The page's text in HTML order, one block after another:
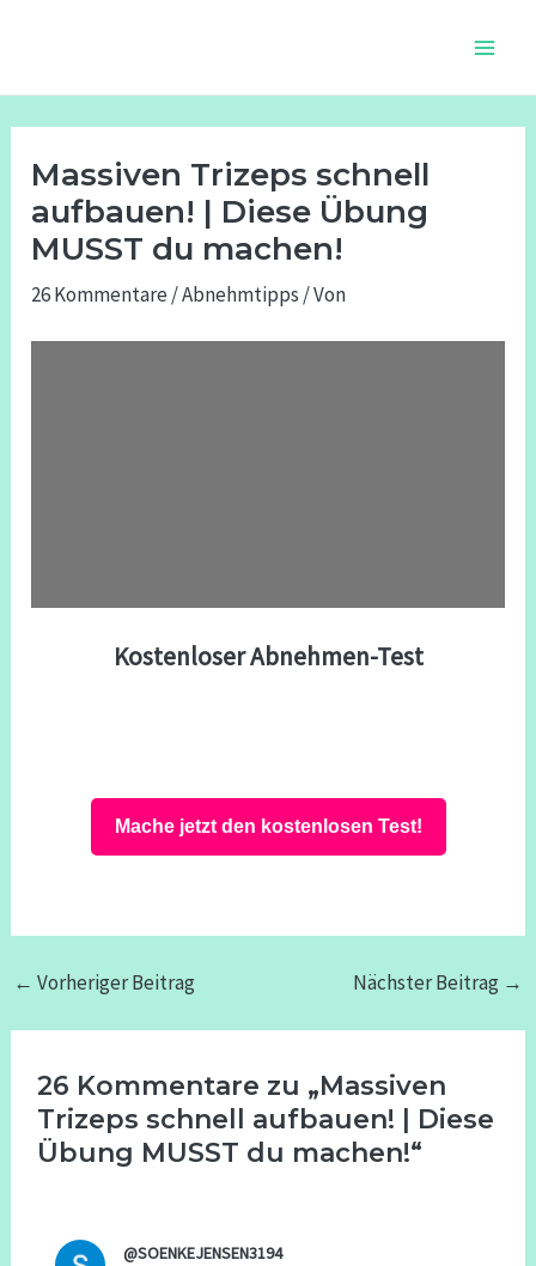
Massiven Trizeps schnell
aufbauen! | Diese Übung
MUSST du machen!
26 Kommentare /Abnehmtipps / Von
Kostenloser Abnehmen-Test
Mache jetzt den kostenlosen Test!
← Vorheriger Beitrag Nächster Beitrag →
26 Kommentare zu „Massiven
Trizeps schnell aufbauen! | Diese
Übung MUSST du machen!“
@SOENKEJENSEN3194